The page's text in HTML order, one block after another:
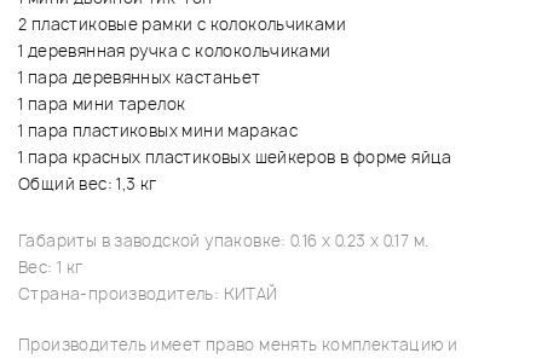
2 пластиковые рамки с колокольчиками
1 деревянная ручка с колокольчиками
1 пара деревянных кастаньет
1 пара мини тарелок
1 пара пластиковых мини маракас
1 пара красных пластиковых шейкеров в форме яйца
Общий вес: 1,3 кг
Габариты в заводской упаковке: 0.16 x 0.23 x 0.17 м.
Вес: 1 кг
Страна-производитель: КИТАЙ
Производитель имеет право менять комплектацию и